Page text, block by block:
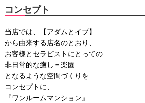
コンセプト
当店では、【アダムとイブ】
から由来する店名のとおり、
お客様とセラピストにとっての
非日常的な癒し＝楽園
となるような空間づくりを
コンセプトに、
『ワンルームマンション』